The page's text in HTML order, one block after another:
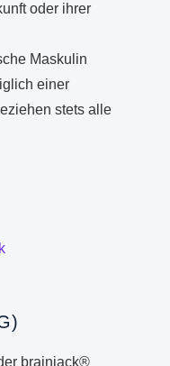
oder ihrer
Maskulin
einer
stets alle
brainjack®